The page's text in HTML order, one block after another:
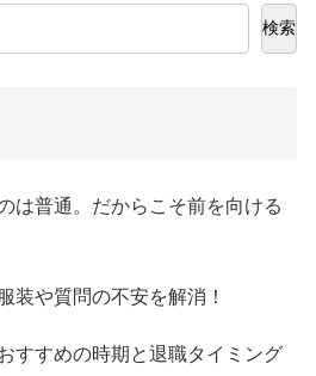
検索
は普通。だからこそ前を向ける
装や質問の不安を解消！
すすめの時期と退職タイミング